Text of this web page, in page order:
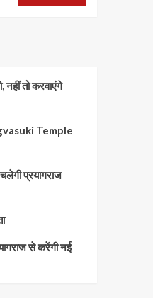
नहीं तो करवाएंगे
Temple
प्रयागराज
से करेंगी नई